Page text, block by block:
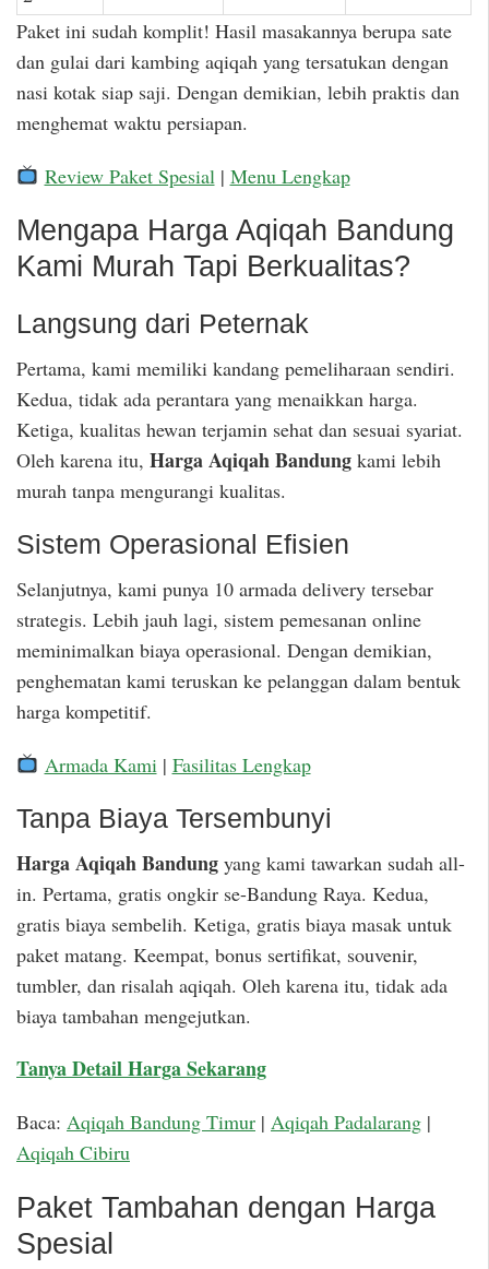
Paket ini sudah komplit! Hasil masakannya berupa sate
dan gulai dari kambing aqiqah yang tersatukan dengan
nasi kotak siap saji. Dengan demikian, lebih praktis dan
menghemat waktu persiapan.
Review Paket Spesial | Menu Lengkap
Mengapa Harga Aqiqah Bandung
Kami Murah Tapi Berkualitas?
Langsung dari Peternak
Pertama, kami memiliki kandang pemeliharaan sendiri.
Kedua, tidak ada perantara yang menaikkan harga.
Ketiga, kualitas hewan terjamin sehat dan sesuai syariat.
Oleh karena itu, Harga Aqiqah Bandung kami lebih
murah tanpa mengurangi kualitas.
Sistem Operasional Efisien
Selanjutnya, kami punya 10 armada delivery tersebar
strategis. Lebih jauh lagi, sistem pemesanan online
meminimalkan biaya operasional. Dengan demikian,
penghematan kami teruskan ke pelanggan dalam bentuk
harga kompetitif.
Armada Kami | Fasilitas Lengkap
Tanpa Biaya Tersembunyi
Harga Aqiqah Bandung yang kami tawarkan sudah all-
in. Pertama, gratis ongkir se-Bandung Raya. Kedua,
gratis biaya sembelih. Ketiga, gratis biaya masak untuk
paket matang. Keempat, bonus sertifikat, souvenir,
tumbler, dan risalah aqiqah. Oleh karena itu, tidak ada
biaya tambahan mengejutkan.
Tanya Detail Harga Sekarang
Baca: Aqiqah Bandung Timur | Aqiqah Padalarang |
Aqiqah Cibiru
Paket Tambahan dengan Harga
Spesial